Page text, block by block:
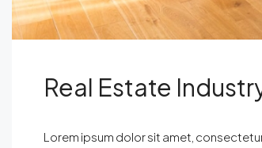
Real Estate
Lorem ipsum dolor sit amet,